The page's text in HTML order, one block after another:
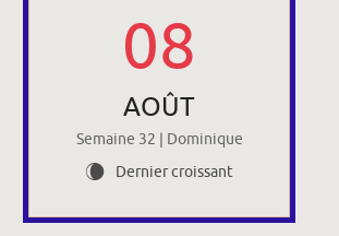
08
AOÛT
Semaine 32 | Dominique
W Dernier croissant